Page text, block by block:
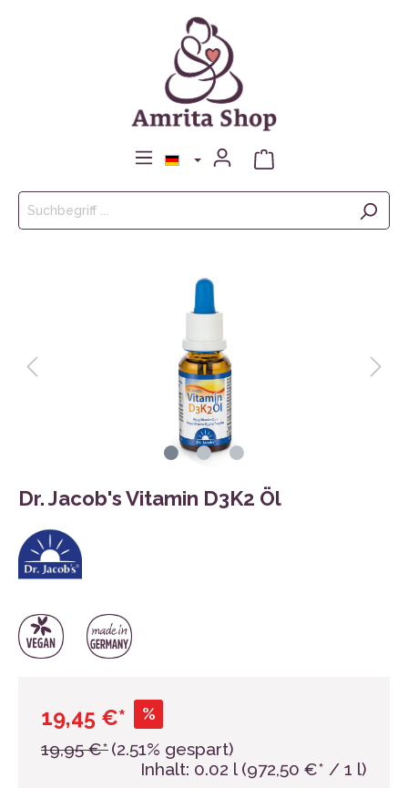
Dr. Jacob's Vitamin D3K2 Öl
19,45 €* %
19,95 €*(2.51% gespart)
Inhalt: 0.02 l (972,50 €* / 1 l)